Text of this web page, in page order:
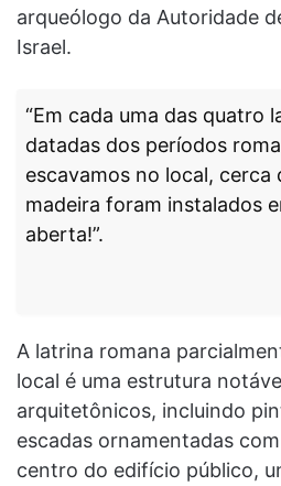
arqueólogo da Autoridade
Israel.
“Em cada uma das quatro
datadas dos períodos
escavamos no local, cerca
madeira foram instalados
aberta!”.
A latrina romana
local é uma estrutura
arquitetônicos, incluindo
escadas ornamentadas
centro do edifício público,